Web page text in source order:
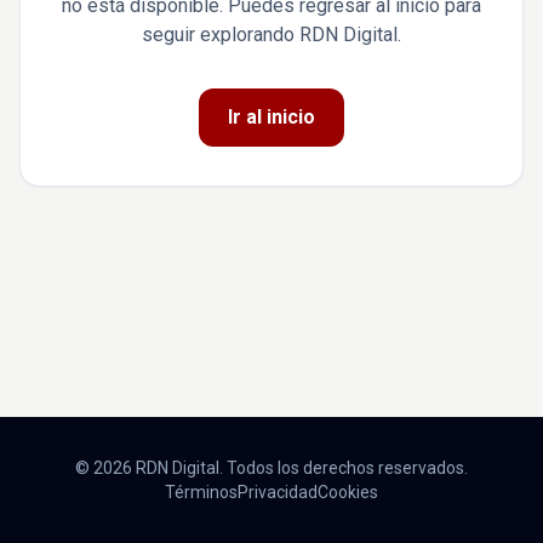
no está disponible. Puedes regresar al inicio para
seguir explorando RDN Digital.
Ir al inicio
© 2026 RDN Digital. Todos los derechos reservados.
TérminosPrivacidadCookies